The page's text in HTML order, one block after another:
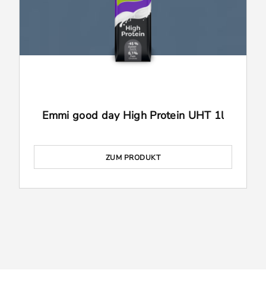
Emmi good day High Protein UHT 1l
ZUM PRODUKT